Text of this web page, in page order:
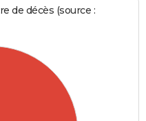
de décès (source :